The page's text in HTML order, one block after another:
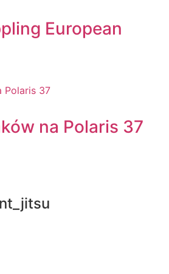
European
na Polaris 37